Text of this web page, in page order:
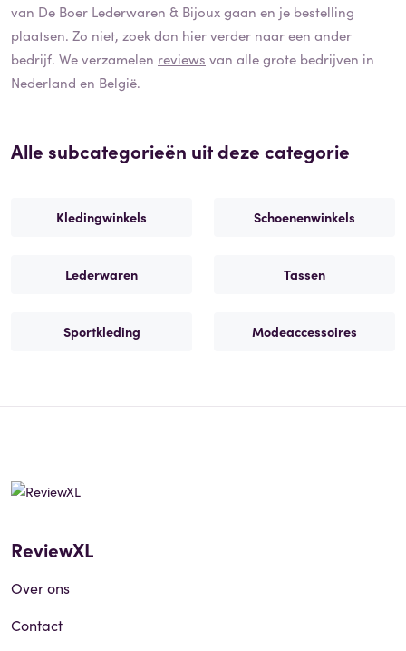
van De Boer Lederwaren & Bijouxgaan en je bestelling
plaatsen. Zo niet, zoek dan hier verder naar een ander
bedrijf. We verzamelen reviews van alle grote bedrijven in
Nederland en België.
Alle subcategorieën uit deze categorie
Kledingwinkels Schoenenwinkels
Lederwaren Tassen
Sportkleding Modeaccessoires
ReviewXL
Over ons
Contact